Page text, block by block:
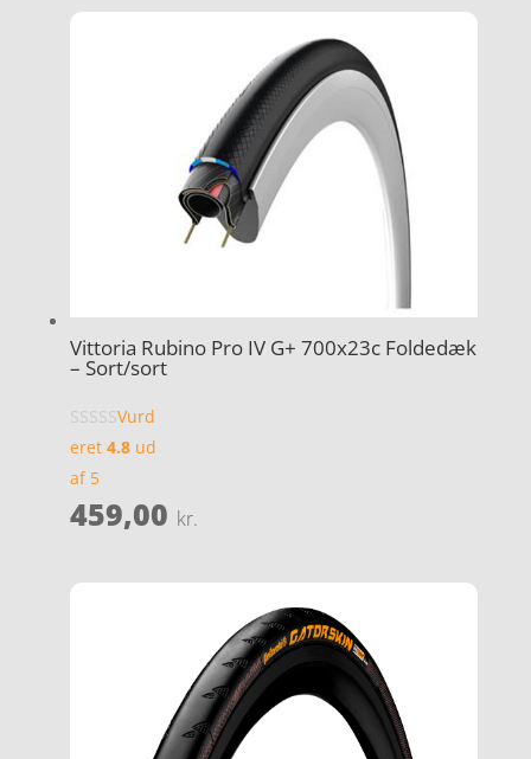
Vittoria Rubino Pro IV G+ 700x23c Foldedæk
– Sort/sort
Vurd
eret 4.8ud
af 5
459,00 kr.